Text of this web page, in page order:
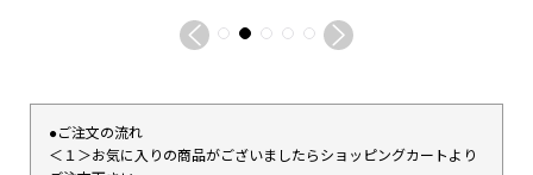
●ご注文の流れ
＜１＞お気に入りの商品がございましたらショッピングカートより